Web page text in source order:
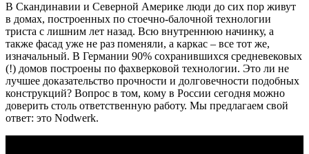
В Скандинавии и Северной Америке люди до сих пор живут
в домах, построенных по стоечно-балочной технологии
триста с лишним лет назад. Всю внутреннюю начинку, а
также фасад уже не раз поменяли, а каркас – все тот же,
изначальный. В Германии 90% сохранившихся средневековых
(!) домов построены по фахверковой технологии. Это ли не
лучшее доказательство прочности и долговечности подобных
конструкций? Вопрос в том, кому в России сегодня можно
доверить столь ответственную работу. Мы предлагаем свой
ответ: это Nodwerk.